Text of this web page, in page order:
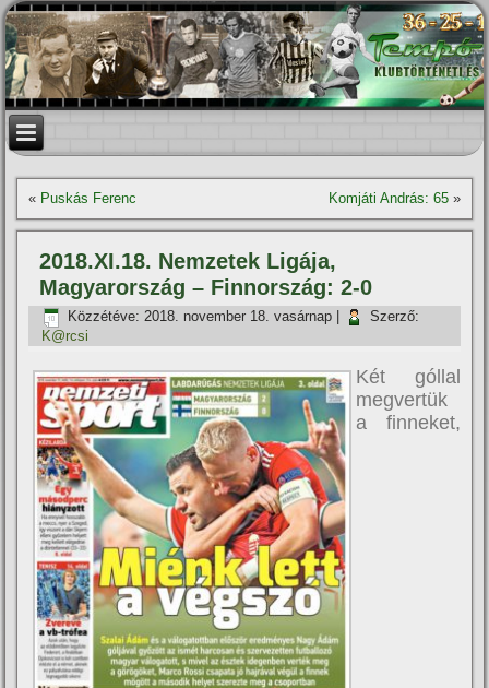
« Puskás Ferenc Komjáti András: 65»
2018.XI.18. Nemzetek Ligája,
Magyarország – Finnország: 2-0
Közzétéve: 2018. november 18. vasárnap
Szerző:
K@rcsi
Két góllal
megvertük
a finneket,